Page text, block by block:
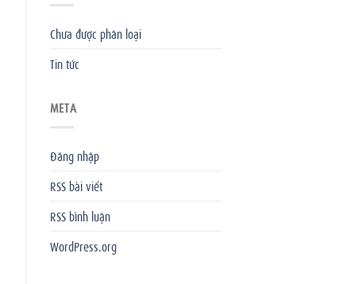
Chưa được phân loại
Tin tức
META
Đăng nhập
RSS bài viết
RSS bình luận
WordPress.org